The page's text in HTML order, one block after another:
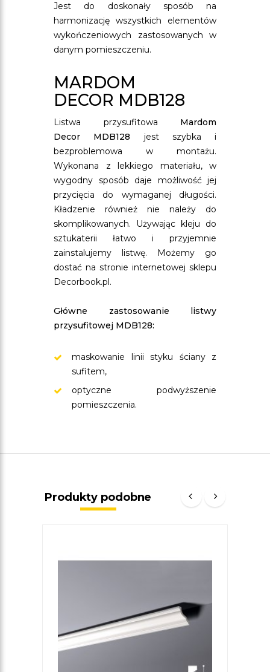
Jest do doskonały sposób na
harmonizację wszystkich elementów
wykończeniowych zastosowanych w
danym pomieszczeniu.
MARDOM
DECOR MDB128
Listwa przysufitowa Mardom
Decor MDB128 jest szybka i
bezproblemowa w montażu.
Wykonana z lekkiego materiału, w
wygodny sposób daje możliwość jej
przycięcia do wymaganej długości.
Kładzenie również nie należy do
skomplikowanych. Używając kleju do
sztukaterii łatwo i przyjemnie
zainstalujemy listwę. Możemy go
dostać na stronie internetowej sklepu
Decorbook.pl.
Główne zastosowanie listwy
przysufitowej MDB128:
maskowanie linii styku ściany z
sufitem,
optyczne podwyższenie
pomieszczenia.
Produkty podobne